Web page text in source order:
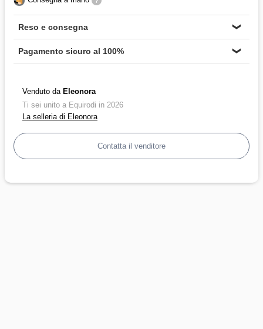
Reso e consegna ❯
Pagamento sicuro al 100% ❯
Venduto da Eleonora
Ti sei unito a Equirodi in 2026
La selleria di Eleonora
Contatta il venditore